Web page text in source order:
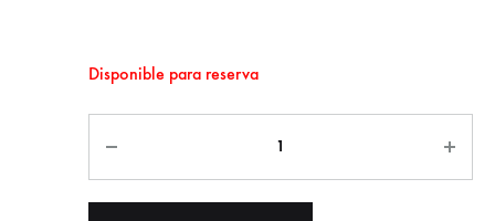
Disponible para reserva